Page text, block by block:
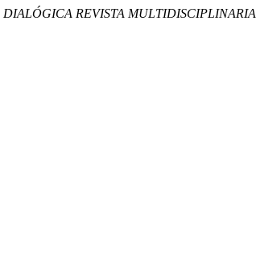
DIALÓGICA REVISTA MULTIDISCIPLINARIA